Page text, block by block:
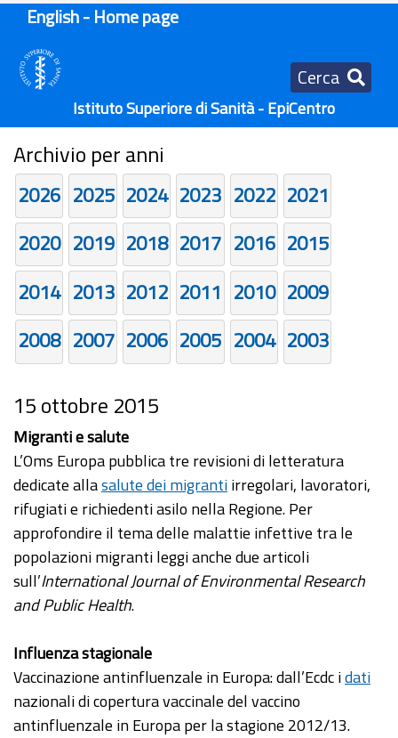
English - Home page
Cerca
Istituto Superiore di Sanità - EpiCentro
Archivio per anni
2026 2025 2024 2023 2022 2021
2020 2019 2018 2017 2016 2015
2014 2013 2012 2011 2010 2009
2008 2007 2006 2005 2004 2003
15 ottobre 2015
Migranti e salute
L’Oms Europa pubblica tre revisioni di letteratura
dedicate allasalute dei migrantiirregolari, lavoratori,
rifugiati e richiedenti asilo nella Regione. Per
approfondire il tema delle malattie infettive tra le
popolazioni migranti leggi anche due articoli
sull’International Journal of Environmental Research
and Public Health.
Influenza stagionale
Vaccinazione antinfluenzale in Europa: dall’Ecdc idati
nazionali di copertura vaccinale del vaccino
antinfluenzale in Europa per la stagione 2012/13.